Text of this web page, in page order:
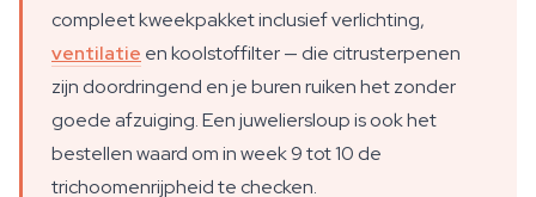
compleet kweekpakket inclusief verlichting,
ventilatie en koolstoffilter — die citrusterpenen
zijn doordringend en je buren ruiken het zonder
goede afzuiging. Een juweliersloup is ook het
bestellen waard om in week 9 tot 10 de
trichoomenrijpheid te checken.